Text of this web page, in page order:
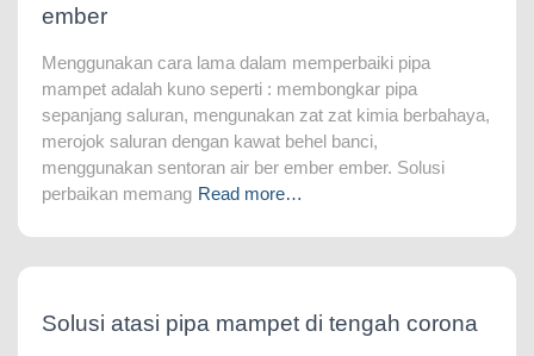
ember
Menggunakan cara lama dalam memperbaiki pipa
mampet adalah kuno seperti : membongkar pipa
sepanjang saluran, mengunakan zat zat kimia berbahaya,
merojok saluran dengan kawat behel banci,
menggunakan sentoran air ber ember ember. Solusi
perbaikan memang Read more…
Solusi atasi pipa mampet di tengah corona